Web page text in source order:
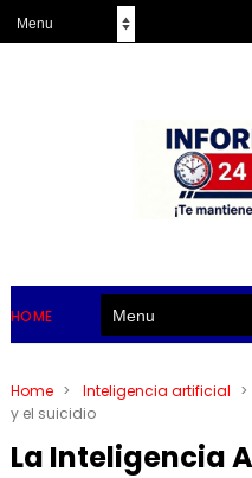
HOME
Home > Inteligencia artificial >
y el suicidio
La Inteligencia